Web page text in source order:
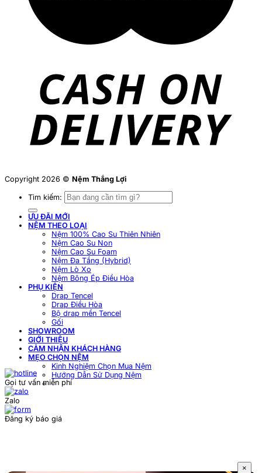
Copyright 2026 © Nệm Thắng Lợi
Tìm kiếm:
ƯU ĐÃI MỚI
NỆM THEO LOẠI
Nệm 100% Cao Su Thiên Nhiên
Nệm Cao Su Non
Nệm Cao Su Foam
Nệm Đa Tầng (Hybrid)
Nệm Lò Xo
Nệm Bông Ép Điều Hòa
PHỤ KIỆN
Drap Tencel
Drap Điều Hòa
Bộ drap mền Tencel
Gối
SHOWROOM
GIỚI THIỆU
CẢM NHẬN KHÁCH HÀNG
MẸO CHỌN NỆM
Kinh Nghiệm Chọn Mua Nệm
Hướng Dẫn Sử Dụng Nệm
Gọi tư vấn miễn phí
Zalo
Đăng ký báo giá
×